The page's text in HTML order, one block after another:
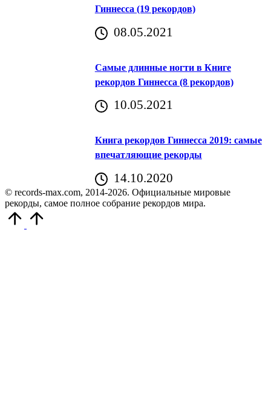
Гиннесса (19 рекордов)
08.05.2021
Самые длинные ногти в Книге
рекордов Гиннесса (8 рекордов)
10.05.2021
Книга рекордов Гиннесса 2019: самые
впечатляющие рекорды
14.10.2020
© records-max.com, 2014-2026. Официальные мировые
рекорды, самое полное собрание рекордов мира.